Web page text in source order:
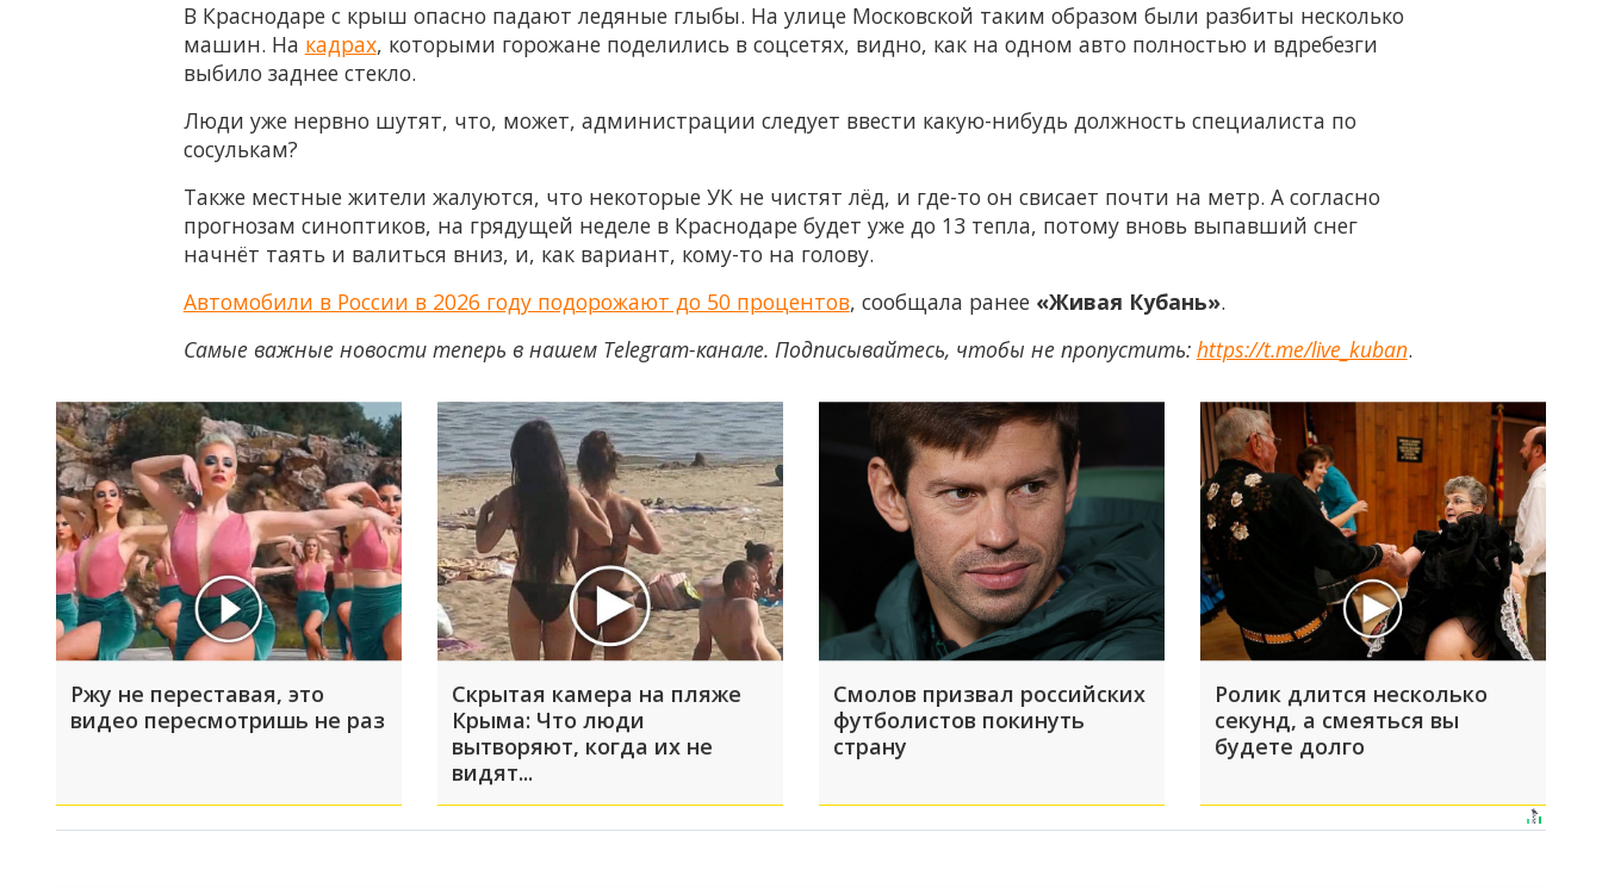
В Краснодаре с крыш опасно падают ледяные глыбы. На улице Московской таким образом были разбиты несколько
машин. На кадрах, которыми горожане поделились в соцсетях, видно, как на одном авто полностью и вдребезги
выбило заднее стекло.
Люди уже нервно шутят, что, может, администрации следует ввести какую-нибудь должность специалиста по
сосулькам?
Также местные жители жалуются, что некоторые УК не чистят лёд, и где-то он свисает почти на метр. А согласно
прогнозам синоптиков, на грядущей неделе в Краснодаре будет уже до 13 тепла, потому вновь выпавший снег
начнёт таять и валиться вниз, и, как вариант, кому-то на голову.
Автомобили в России в 2026 году подорожают до 50 процентов, сообщала ранее «Живая Кубань».
Самые важные новости теперь в нашем Telegram-канале. Подписывайтесь, чтобы не пропустить: https://t.me/live_kuban.
Ржу не переставая, это
видео пересмотришь не раз
Скрытая камера на пляже
Крыма: Что люди
вытворяют, когда их не
видят...
Смолов призвал российских
футболистов покинуть
страну
Ролик длится несколько
секунд, а смеяться вы
будете долго